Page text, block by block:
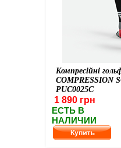
Компресійні
COMPRESSION
PUC0025C
1 890 грн
ЕСТЬ В
НАЛИЧИИ